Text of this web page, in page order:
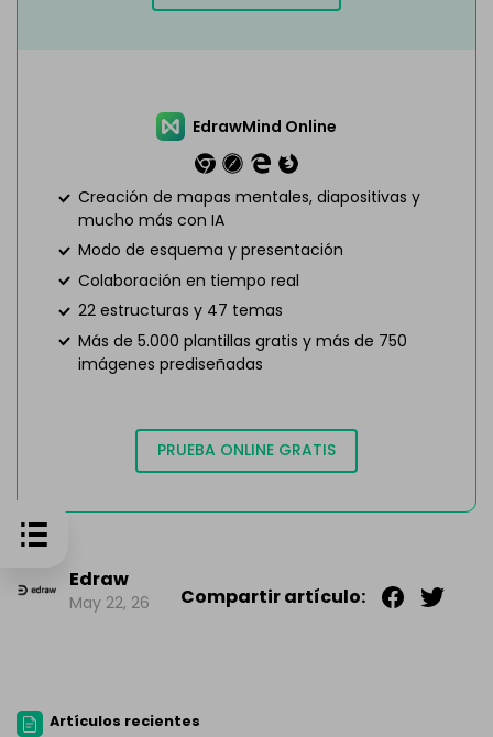
EdrawMind Online
Creación de mapas mentales, diapositivas y
mucho más con IA
Modo de esquema y presentación
Colaboración en tiempo real
22 estructuras y 47 temas
Más de 5.000 plantillas gratis y más de 750
imágenes prediseñadas
PRUEBA ONLINE GRATIS
Edraw
May 22, 26 Compartir artículo:
Artículos recientes